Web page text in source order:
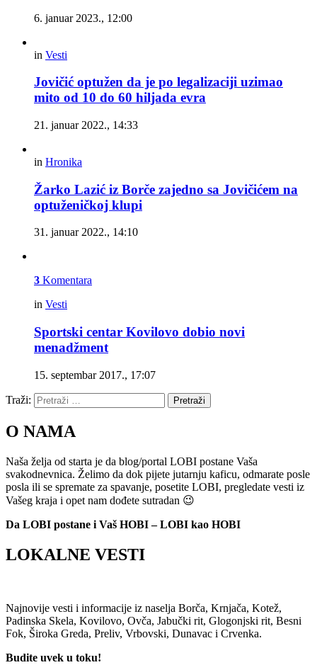
6. januar 2023., 12:00
in Vesti
Jovičić optužen da je po legalizaciji uzimao
mito od 10 do 60 hiljada evra
21. januar 2022., 14:33
in Hronika
Žarko Lazić iz Borče zajedno sa Jovičićem na
optuženičkoj klupi
31. januar 2022., 14:10
3 Komentara
in Vesti
Sportski centar Kovilovo dobio novi
menadžment
15. septembar 2017., 17:07
Traži: Pretraži
O NAMA
Naša želja od starta je da blog/portal LOBI postane Vaša
svakodnevnica. Želimo da dok pijete jutarnju kaficu, odmarate posle
posla ili se spremate za spavanje, posetite LOBI, pregledate vesti iz
Vašeg kraja i opet nam dođete sutradan 😉
Da LOBI postane i Vaš HOBI – LOBI kao HOBI
LOKALNE VESTI
Najnovije vesti i informacije iz naselja Borča, Krnjača, Kotež,
Padinska Skela, Kovilovo, Ovča, Jabučki rit, Glogonjski rit, Besni
Fok, Široka Greda, Preliv, Vrbovski, Dunavac i Crvenka.
Budite uvek u toku!